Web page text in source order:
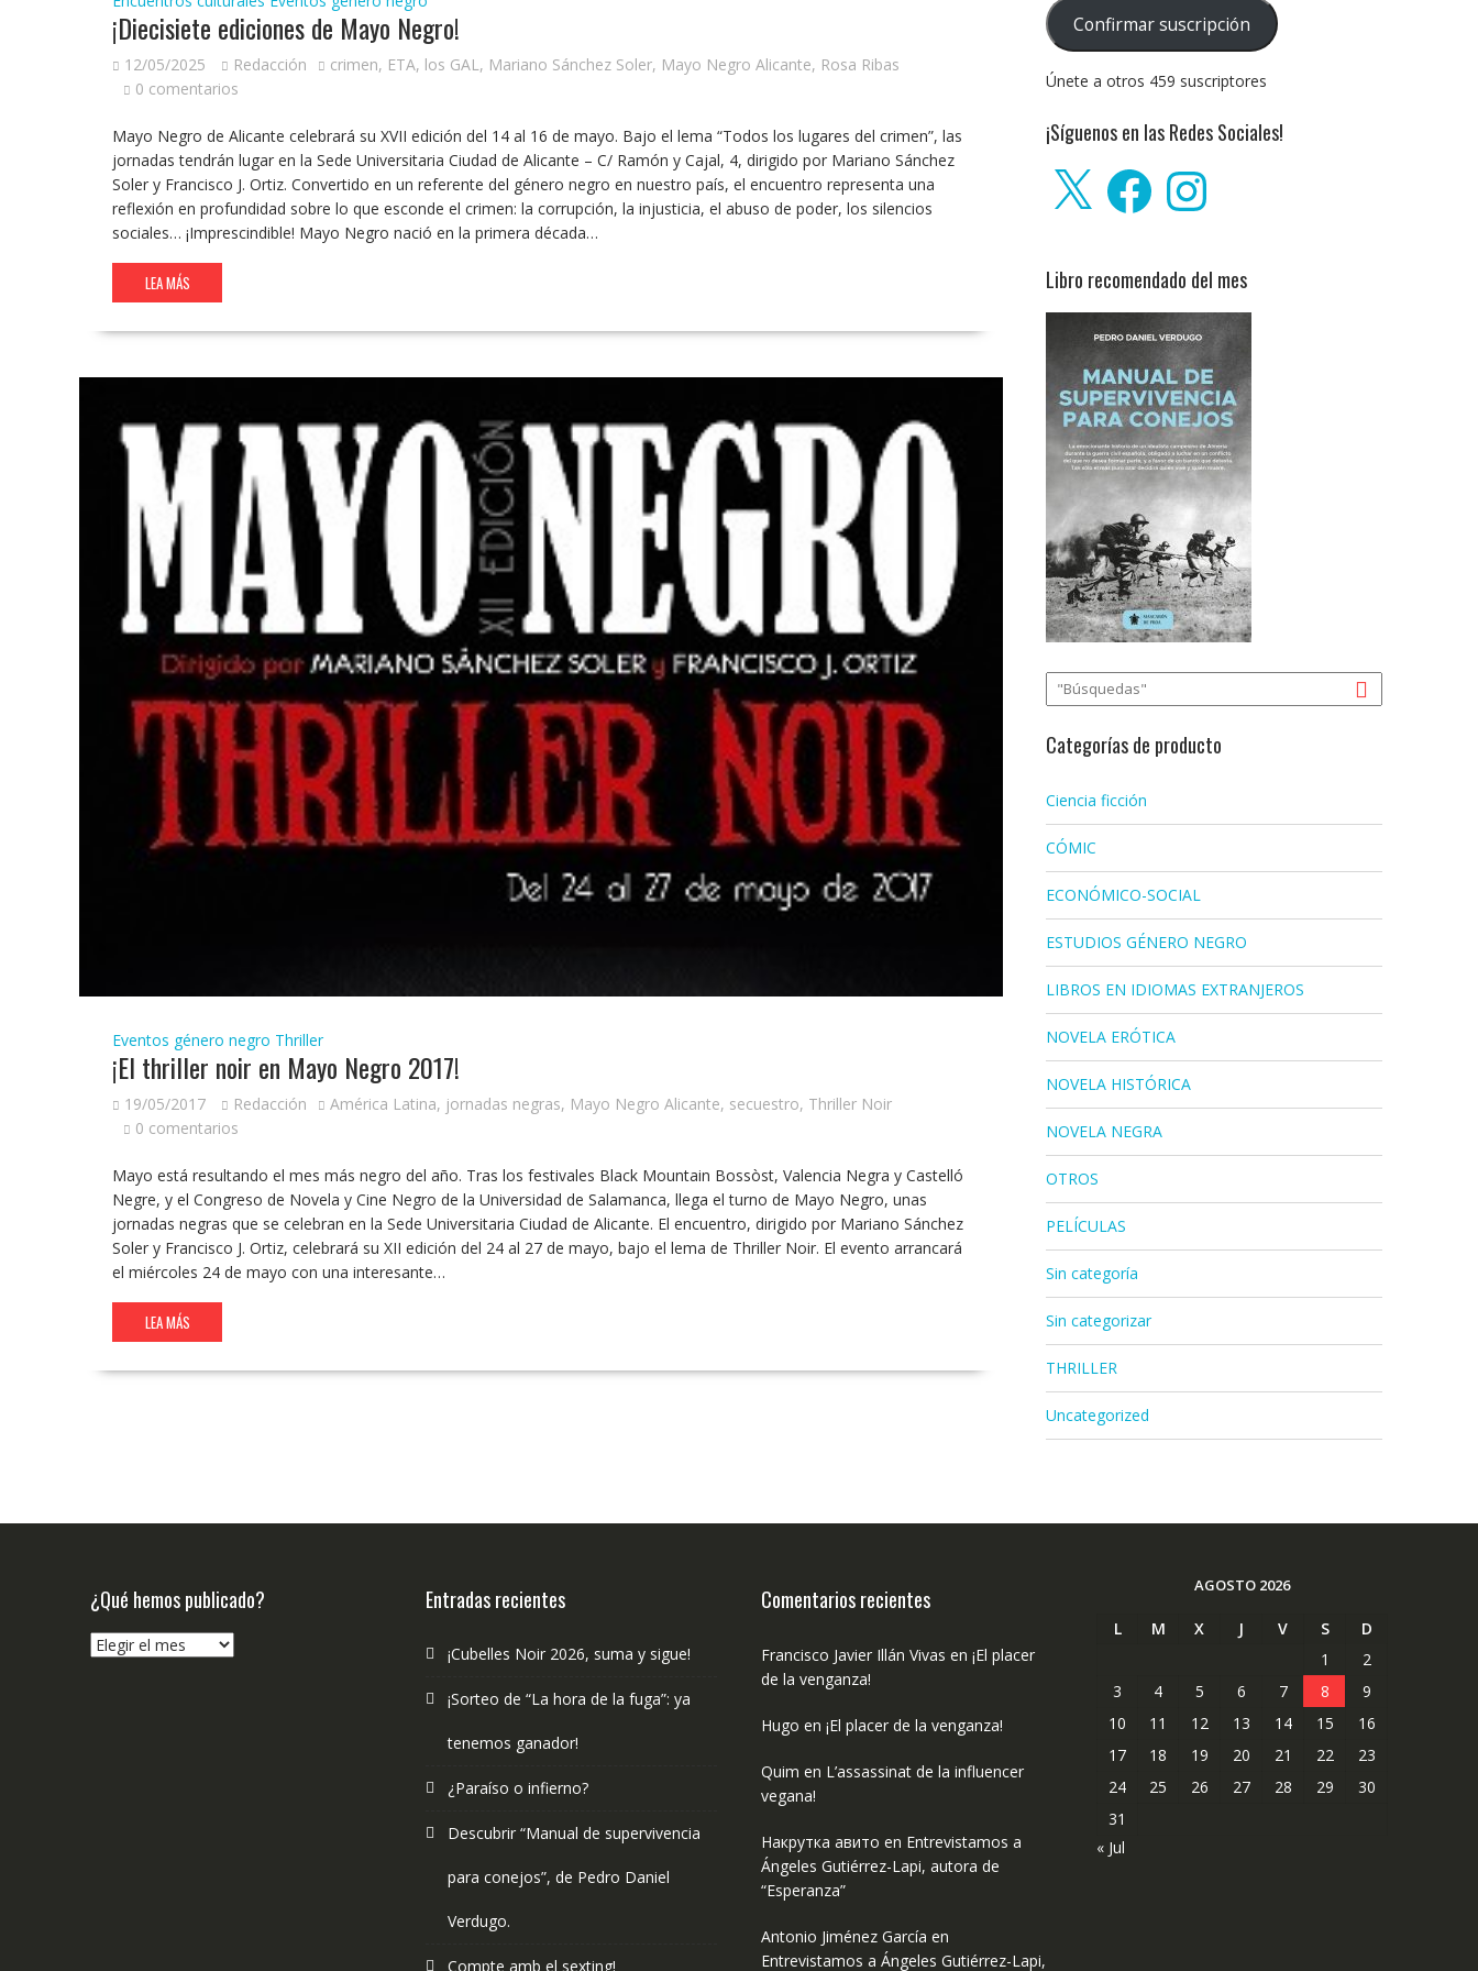
¡Diecisiete ediciones de Mayo Negro!
12/05/2025 Redacción crimen, ETA, los GAL, Mariano Sánchez Soler, Mayo Negro Alicante, Rosa Ribas
0 comentarios
Mayo Negro de Alicante celebrará su XVII edición del 14 al 16 de mayo. Bajo el lema “Todos los lugares del crimen”, las
jornadas tendrán lugar en la Sede Universitaria Ciudad de Alicante – C/ Ramón y Cajal, 4, dirigido por Mariano Sánchez
Soler y Francisco J. Ortiz. Convertido en un referente del género negro en nuestro país, el encuentro representa una
reflexión en profundidad sobre lo que esconde el crimen: la corrupción, la injusticia, el abuso de poder, los silencios
sociales… ¡Imprescindible! Mayo Negro nació en la primera década…
LEA MÁS
Eventos género negro Thriller
¡El thriller noir en Mayo Negro 2017!
19/05/2017 Redacción América Latina, jornadas negras, Mayo Negro Alicante, secuestro, Thriller Noir
0 comentarios
Mayo está resultando el mes más negro del año. Tras los festivales Black Mountain Bossòst, Valencia Negra y Castelló
Negre, y el Congreso de Novela y Cine Negro de la Universidad de Salamanca, llega el turno de Mayo Negro, unas
jornadas negras que se celebran en la Sede Universitaria Ciudad de Alicante. El encuentro, dirigido por Mariano Sánchez
Soler y Francisco J. Ortiz, celebrará su XII edición del 24 al 27 de mayo, bajo el lema de Thriller Noir. El evento arrancará
el miércoles 24 de mayo con una interesante…
LEA MÁS
correo
electrónico:
Confirmar suscripción
Únete a otros 459 suscriptores
¡Síguenos en las Redes Sociales!
FacebookInstagram
Libro recomendado del mes
Categorías de producto
Ciencia ficción
CÓMIC
ECONÓMICO-SOCIAL
ESTUDIOS GÉNERO NEGRO
LIBROS EN IDIOMAS EXTRANJEROS
NOVELA ERÓTICA
NOVELA HISTÓRICA
NOVELA NEGRA
OTROS
PELÍCULAS
Sin categoría
Sin categorizar
THRILLER
Uncategorized
¿Qué hemos publicado?
¿Qué
Entradas recientes
¡Cubelles Noir 2026, suma y sigue!
¡Sorteo de “La hora de la fuga”: ya
tenemos ganador!
¿Paraíso o infierno?
Descubrir “Manual de supervivencia
para conejos”, de Pedro Daniel
Verdugo.
Compte amb el sexting!
Comentarios recientes
Francisco Javier Illán Vivas en ¡El placer
de la venganza!
Hugo en ¡El placer de la venganza!
Quim en L’assassinat de la influencer
vegana!
Накрутка авито en Entrevistamos a
Ángeles Gutiérrez-Lapi, autora de
“Esperanza”
Antonio Jiménez García en
Entrevistamos a Ángeles Gutiérrez-Lapi,
AGOSTO 2026
L M X J V S
D
1
2
3
4 5 6 7 8
9
10
11 12 13 14 15
16
17
18 19 20 21 22
23
24
25 26 27 28 29
30
31
« Jul